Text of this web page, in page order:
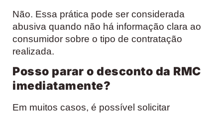
Não. Essa prática pode ser considerada
abusiva quando não há informação clara ao
consumidor sobre o tipo de contratação
realizada.
Posso parar o desconto da RMC
imediatamente?
Em muitos casos, é possível solicitar